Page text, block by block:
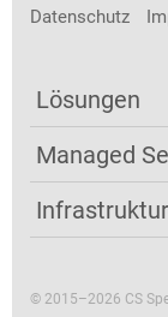
Datenschutz
Lösungen
Managed
Infrastruktur
© 2015–2026 CS